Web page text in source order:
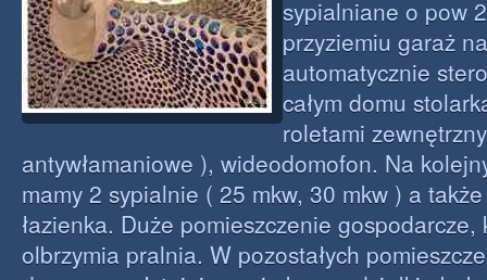
sypialniane o pow
przyziemiu garaż
automatycznie
całym domu
roletami
antywłamaniowe ), wideodomofon. Na
mamy 2 sypialnie ( 25 mkw, 30 mkw ) a
łazienka. Duże pomieszczenie gospodarcze,
olbrzymia pralnia. W pozostałych